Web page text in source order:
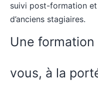
suivi post-formation
d’anciens stagiaires.
Une
vous, à la